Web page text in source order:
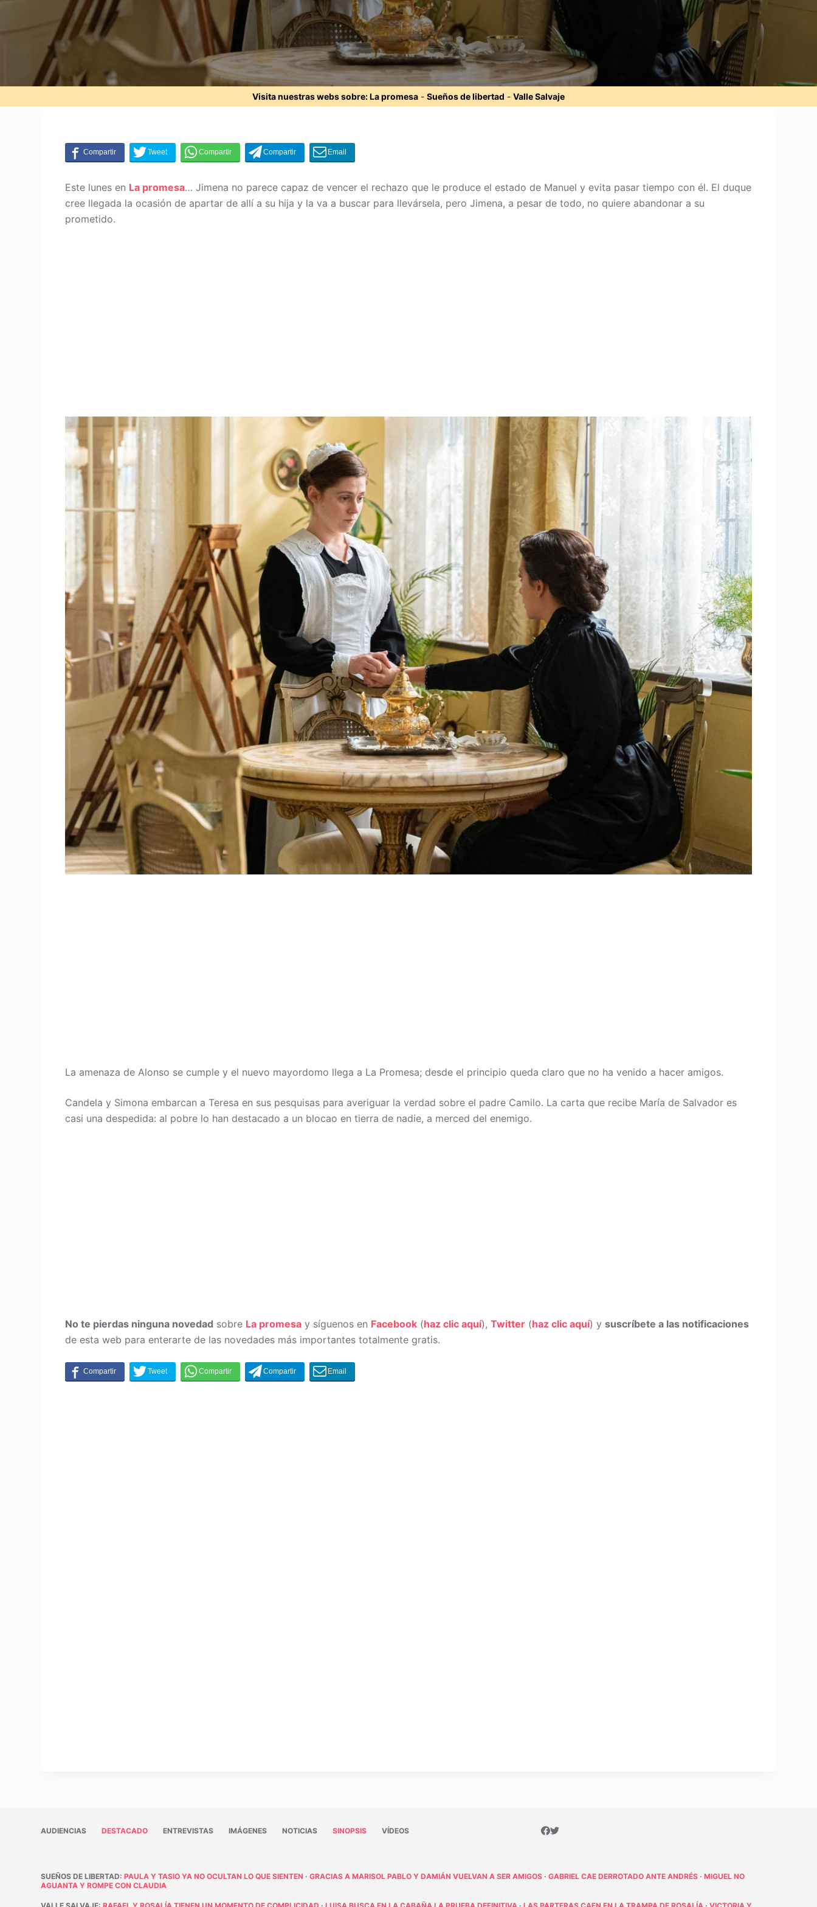
Visita nuestras webs sobre:La promesa - Sueños de libertad - Valle Salvaje
Este lunes en La promesa… Jimena no parece capaz de vencer el rechazo que le produce el estado de Manuel y evita pasar tiempo con él. El duque
cree llegada la ocasión de apartar de allí a su hija y la va a buscar para llevársela, pero Jimena, a pesar de todo, no quiere abandonar a su
prometido.
La amenaza de Alonso se cumple y el nuevo mayordomo llega a La Promesa; desde el principio queda claro que no ha venido a hacer amigos.
Candela y Simona embarcan a Teresa en sus pesquisas para averiguar la verdad sobre el padre Camilo. La carta que recibe María de Salvador es
casi una despedida: al pobre lo han destacado a un blocao en tierra de nadie, a merced del enemigo.
No te pierdas ninguna novedad sobre La promesa y síguenos en Facebook (haz clic aquí),Twitter (haz clic aquí) ysuscríbete a las notificaciones
de esta web para enterarte de las novedades más importantes totalmente gratis.
AUDIENCIAS DESTACADO ENTREVISTAS IMÁGENES NOTICIAS SINOPSIS VÍDEOS
SUEÑOS DE LIBERTAD:PAULA Y TASIO YA NO OCULTAN LO QUE SIENTEN ·GRACIAS A MARISOL PABLO Y DAMIÁN VUELVAN A SER AMIGOS ·GABRIEL CAE DERROTADO ANTE ANDRÉS ·MIGUEL NO
AGUANTA Y ROMPE CON CLAUDIA